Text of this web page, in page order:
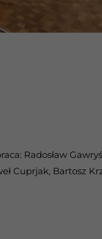
Radosław
Cuprjak, Bartosz